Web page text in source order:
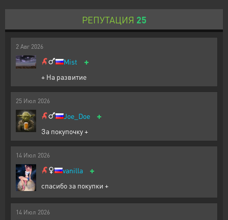
РЕПУТАЦИЯ 25
2 Авг 2026
Mist +
+ На развитие
25 Июл 2026
Joe_Doe +
За покупочку +
14 Июл 2026
vanilla +
спасибо за покупки +
14 Июл 2026